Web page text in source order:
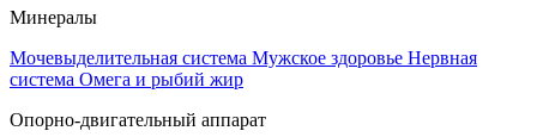
Минералы
Мочевыделительная система Мужское здоровье Нервная
система Омега и рыбий жир
Опорно-двигательный аппарат